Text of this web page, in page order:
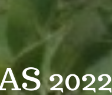
2022